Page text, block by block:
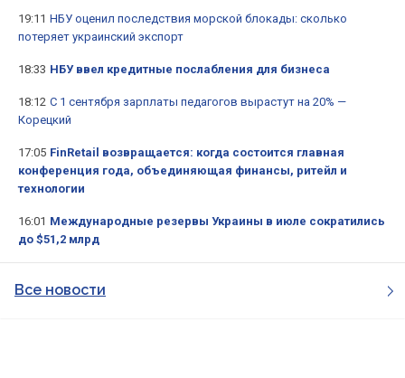
19:11 НБУ оценил последствия морской блокады: сколько
потеряет украинский экспорт
18:33 НБУ ввел кредитные послабления для бизнеса
18:12 С 1 сентября зарплаты педагогов вырастут на 20% —
Корецкий
17:05 FinRetail возвращается: когда состоится главная
конференция года, объединяющая финансы, ритейл и
технологии
16:01 Международные резервы Украины в июле сократились
до $51,2 млрд
Все новости